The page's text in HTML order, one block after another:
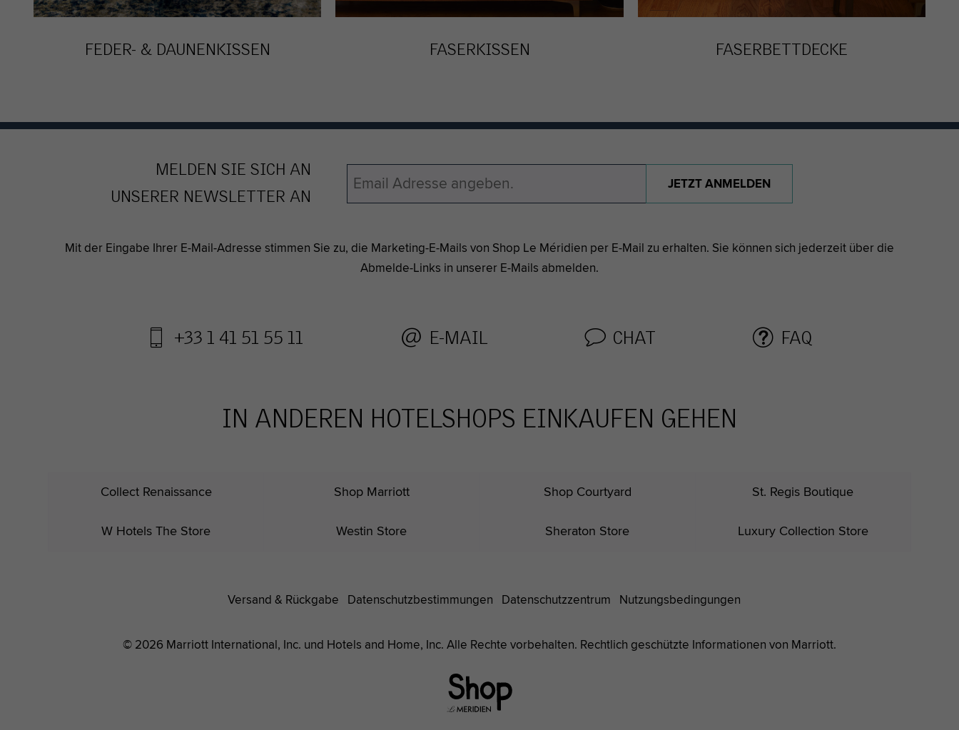
FEDER- & DAUNENKISSEN FASERKISSEN FASERBETTDECKE
MELDEN SIE SICH AN
UNSERER NEWSLETTER AN
JETZT ANMELDEN
Mit der Eingabe Ihrer E-Mail-Adresse stimmen Sie zu, die Marketing-E-Mails von Shop Le Méridien per E-Mail zu erhalten. Sie können sich jederzeit über die
Abmelde-Links in unserer E-Mails abmelden.
+33 1 41 51 55 11 E-MAIL CHAT FAQ
IN ANDEREN HOTELSHOPS EINKAUFEN GEHEN
Collect Renaissance Shop Marriott Shop Courtyard St. Regis Boutique
W Hotels The Store Westin Store Sheraton Store Luxury Collection Store
Versand & Rückgabe Datenschutzbestimmungen Datenschutzzentrum Nutzungsbedingungen
© 2026 Marriott International, Inc. und Hotels and Home, Inc. Alle Rechte vorbehalten. Rechtlich geschützte Informationen von Marriott.
Le
Méridien